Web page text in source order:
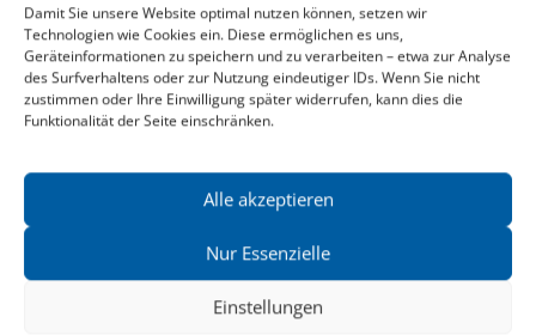
Damit Sie unsere Website optimal nutzen können, setzen wir
Technologien wie Cookies ein. Diese ermöglichen es uns,
Geräteinformationen zu speichern und zu verarbeiten – etwa zur Analyse
des Surfverhaltens oder zur Nutzung eindeutiger IDs. Wenn Sie nicht
zustimmen oder Ihre Einwilligung später widerrufen, kann dies die
Funktionalität der Seite einschränken.
Alle akzeptieren
Nur Essenzielle
Einstellungen